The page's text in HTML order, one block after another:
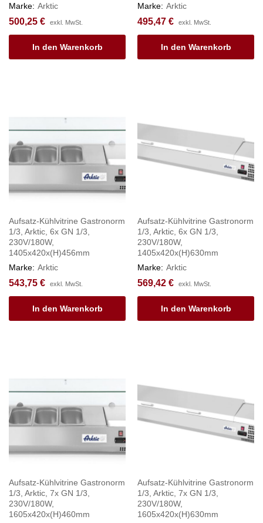
Marke: Arktic
500,25 € exkl. MwSt.
In den Warenkorb
Marke: Arktic
495,47 € exkl. MwSt.
In den Warenkorb
Aufsatz-Kühlvitrine Gastronorm
1/3, Arktic, 6x GN 1/3,
230V/180W,
1405x420x(H)456mm
Marke: Arktic
543,75 € exkl. MwSt.
In den Warenkorb
Aufsatz-Kühlvitrine Gastronorm
1/3, Arktic, 6x GN 1/3,
230V/180W,
1405x420x(H)630mm
Marke: Arktic
569,42 € exkl. MwSt.
In den Warenkorb
Aufsatz-Kühlvitrine Gastronorm
1/3, Arktic, 7x GN 1/3,
230V/180W,
1605x420x(H)460mm
Aufsatz-Kühlvitrine Gastronorm
1/3, Arktic, 7x GN 1/3,
230V/180W,
1605x420x(H)630mm